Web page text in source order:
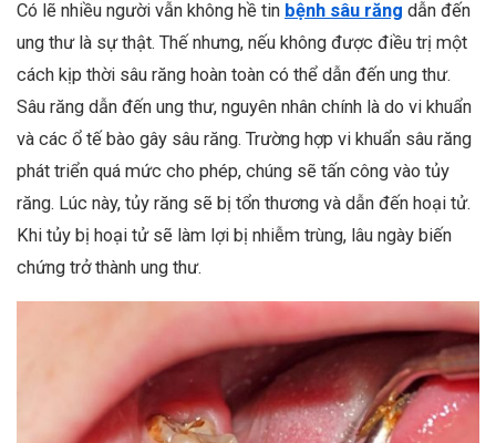
Có lẽ nhiều người vẫn không hề tin bệnh sâu răng dẫn đến
ung thư là sự thật. Thế nhưng, nếu không được điều trị một
cách kịp thời sâu răng hoàn toàn có thể dẫn đến ung thư.
Sâu răng dẫn đến ung thư, nguyên nhân chính là do vi khuẩn
và các ổ tế bào gây sâu răng. Trường hợp vi khuẩn sâu răng
phát triển quá mức cho phép, chúng sẽ tấn công vào tủy
răng. Lúc này, tủy răng sẽ bị tổn thương và dẫn đến hoại tử.
Khi tủy bị hoại tử sẽ làm lợi bị nhiễm trùng, lâu ngày biến
chứng trở thành ung thư.